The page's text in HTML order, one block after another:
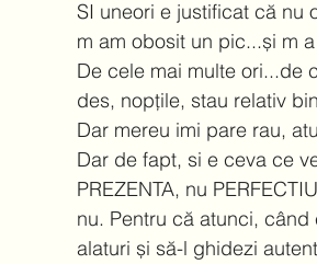
SI uneori e justificat că nu
m am obosit un pic...și m
De cele mai multe ori...de
des, nopțile, stau relativ
Dar mereu imi pare rau,
Dar de fapt, si e ceva ce
PREZENTA, nu
nu. Pentru că atunci,
alaturi și să-l ghidezi